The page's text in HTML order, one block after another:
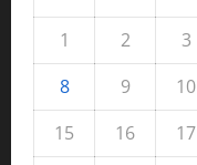
1
2 3
8
9 10
15
16 17